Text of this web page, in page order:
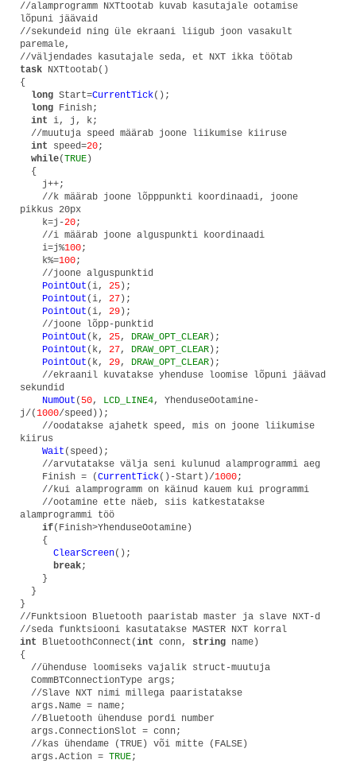
//alamprogramm NXTtootab kuvab kasutajale ootamise
lõpuni jäävaid
//sekundeid ning üle ekraani liigub joon vasakult
paremale,
//väljendades kasutajale seda, et NXT ikka töötab
task NXTtootab()
{
long Start=CurrentTick();
long Finish;
int i, j, k;
//muutuja speed määrab joone liikumise kiiruse
int speed=20;
while(TRUE )
{
j++;
//k määrab joone lõpppunkti koordinaadi, joone
pikkus 20px
k=j-20;
//i määrab joone alguspunkti koordinaadi
i=j%100;
k%=100;
//joone alguspunktid
PointOut (i, 25 );
PointOut (i, 27 );
PointOut (i, 29 );
//joone lõpp-punktid
PointOut (k, 25, DRAW_OPT_CLEAR );
PointOut (k, 27, DRAW_OPT_CLEAR );
PointOut (k, 29, DRAW_OPT_CLEAR );
//ekraanil kuvatakse yhenduse loomise lõpuni jäävad
sekundid
NumOut ( 50, LCD_LINE4, YhenduseOotamine-
j/(1000/speed));
//oodatakse ajahetk speed, mis on joone liikumise
kiirus
Wait (speed);
//arvutatakse välja seni kulunud alamprogrammi aeg
Finish = (CurrentTick()-Start)/1000;
//kui alamprogramm on käinud kauem kui programmi
//ootamine ette näeb, siis katkestatakse
alamprogrammi töö
if(Finish>YhenduseOotamine)
{
ClearScreen();
break;
}
}
}
//Funktsioon Bluetooth paaristab master ja slave NXT-d
//seda funktsiooni kasutatakse MASTER NXT korral
int BluetoothConnect(int conn, string name)
{
//ühenduse loomiseks vajalik struct-muutuja
CommBTConnectionType args;
//Slave NXT nimi millega paaristatakse
args.Name = name;
//Bluetooth ühenduse pordi number
args.ConnectionSlot = conn;
//kas ühendame (TRUE) või mitte (FALSE)
args.Action = TRUE;